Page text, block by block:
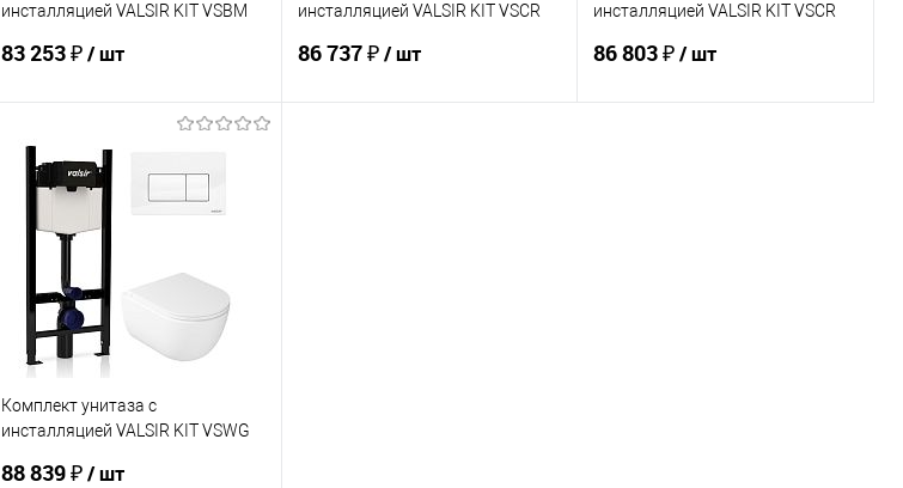
инсталляцией VALSIR KIT VSBM
83 253 ₽/ шт
В корзину
Купить в 1 клик
Сравнение
В избранное
инсталляцией VALSIR KIT VSCR
86 737 ₽/ шт
инсталляцией VALSIR KIT VSCR
86 803 ₽/ шт
Комплект унитаза с
инсталляцией VALSIR KIT VSWG
88 839 ₽/ шт